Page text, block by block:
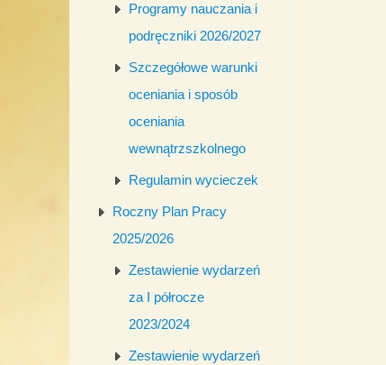
Programy nauczania i
podręczniki 2026/2027
Szczegółowe warunki
oceniania i sposób
oceniania
wewnątrzszkolnego
Regulamin wycieczek
Roczny Plan Pracy
2025/2026
Zestawienie wydarzeń
za I półrocze
2023/2024
Zestawienie wydarzeń